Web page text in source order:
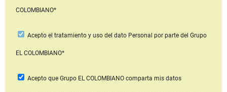
COLOMBIANO*
Acepto el tratamiento y uso del dato Personal por parte del Grupo
EL COLOMBIANO*
Acepto que Grupo EL COLOMBIANOcomparta mis datos